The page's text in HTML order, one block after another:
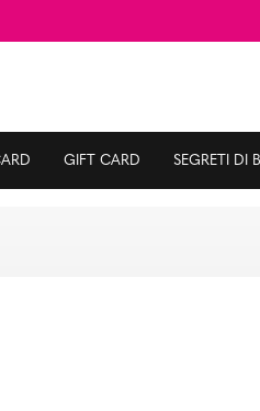
GIFT CARD SEGRETI DI